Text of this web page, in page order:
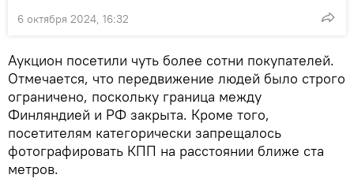
6 октября 2024, 16:32
Аукцион посетили чуть более сотни покупателей.
Отмечается, что передвижение людей было строго
ограничено, поскольку граница между
Финляндией и РФ закрыта. Кроме того,
посетителям категорически запрещалось
фотографировать КПП на расстоянии ближе ста
метров.